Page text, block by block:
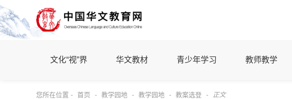
文化“视”界 华文教材 青少年学习 教师教学
您所在位置 - 首页 - 教学园地 - 教学园地 - 教案选登 - 正文